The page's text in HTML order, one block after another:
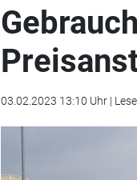
03.02.2023 13:10 Uhr |